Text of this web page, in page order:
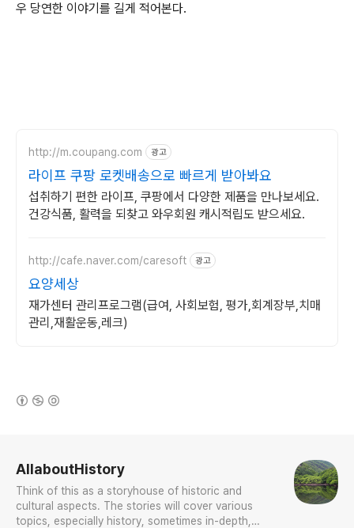
우 당연한 이야기를 길게 적어본다.
http://m.coupang.com 광고
라이프 쿠팡 로켓배송으로 빠르게 받아봐요
섭취하기 편한 라이프, 쿠팡에서 다양한 제품을 만나보세요.
건강식품, 활력을 되찾고 와우회원 캐시적립도 받으세요.
http://cafe.naver.com/caresoft 광고
요양세상
재가센터 관리프로그램(급여, 사회보험, 평가,회계장부,치매
관리,재활운동,레크)
AllaboutHistory
Think of this as a storyhouse of historic and
cultural aspects. The stories will cover various
topics, especially history, sometimes in-depth,